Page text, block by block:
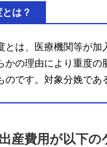
は？
とは、医療機関等が
かの理由により重度
のです。対象分娩であ
産費用が以下の